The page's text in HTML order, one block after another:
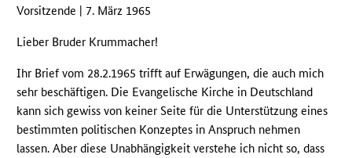
Vorsitzende | 7. März 1965
Lieber Bruder Krummacher!
Ihr Brief vom 28.2.1965 trifft auf Erwägungen, die auch mich
sehr beschäftigen. Die Evangelische Kirche in Deutschland
kann sich gewiss von keiner Seite für die Unterstützung eines
bestimmten politischen Konzeptes in Anspruch nehmen
lassen. Aber diese Unabhängigkeit verstehe ich nicht so, dass